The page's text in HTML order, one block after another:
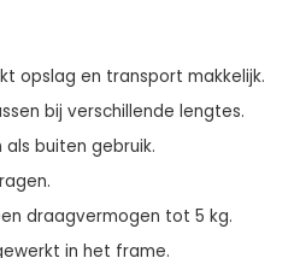
opslag en transport makkelijk.
bij verschillende lengtes.
buiten gebruik.
draagvermogen tot 5 kg.
in het frame.